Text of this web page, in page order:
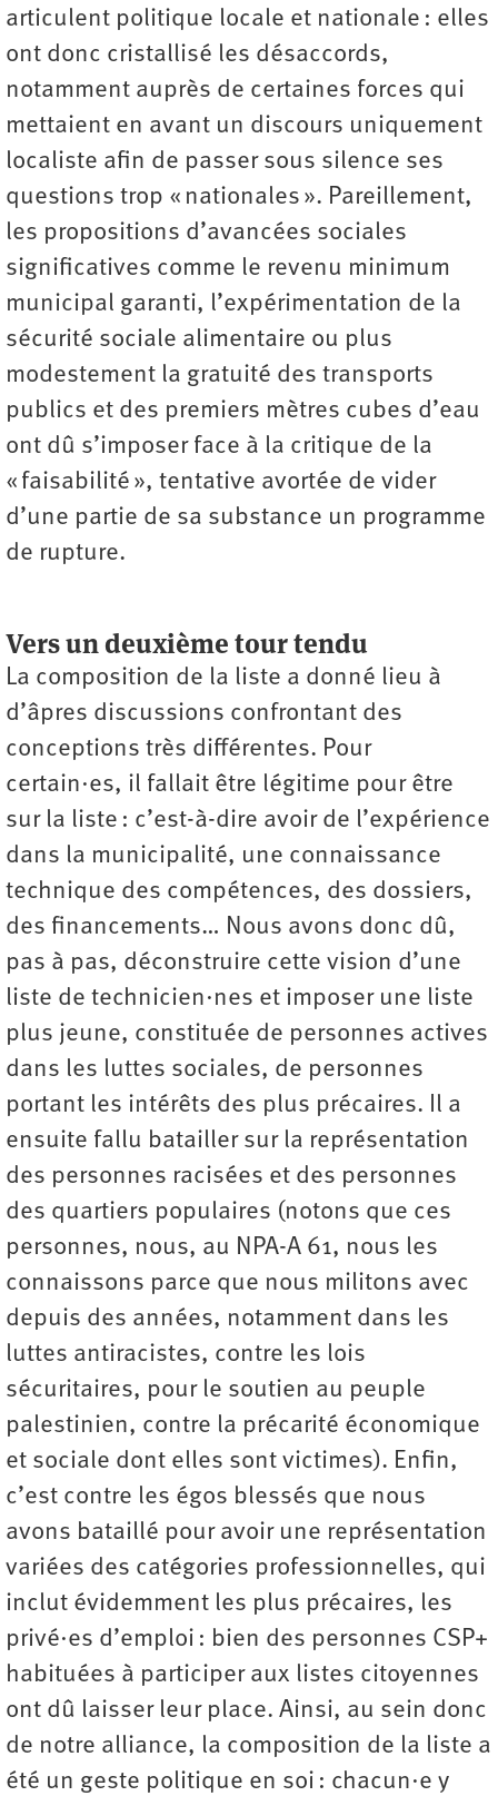
articulent politique locale et nationale : elles
ont donc cristallisé les désaccords,
notamment auprès de certaines forces qui
mettaient en avant un discours uniquement
localiste afin de passer sous silence ses
questions trop « nationales ». Pareillement,
les propositions d’avancées sociales
significatives comme le revenu minimum
municipal garanti, l’expérimentation de la
sécurité sociale alimentaire ou plus
modestement la gratuité des transports
publics et des premiers mètres cubes d’eau
ont dû s’imposer face à la critique de la
« faisabilité », tentative avortée de vider
d’une partie de sa substance un programme
de rupture.
Vers un deuxième tour tendu
La composition de la liste a donné lieu à
d’âpres discussions confrontant des
conceptions très différentes. Pour
certain·es, il fallait être légitime pour être
sur la liste : c’est-à-dire avoir de l’expérience
dans la municipalité, une connaissance
technique des compétences, des dossiers,
des financements… Nous avons donc dû,
pas à pas, déconstruire cette vision d’une
liste de technicien·nes et imposer une liste
plus jeune, constituée de personnes actives
dans les luttes sociales, de personnes
portant les intérêts des plus précaires. Il a
ensuite fallu batailler sur la représentation
des personnes racisées et des personnes
des quartiers populaires (notons que ces
personnes, nous, au NPA-A 61, nous les
connaissons parce que nous militons avec
depuis des années, notamment dans les
luttes antiracistes, contre les lois
sécuritaires, pour le soutien au peuple
palestinien, contre la précarité économique
et sociale dont elles sont victimes). Enfin,
c’est contre les égos blessés que nous
avons bataillé pour avoir une représentation
variées des catégories professionnelles, qui
inclut évidemment les plus précaires, les
privé·es d’emploi : bien des personnes CSP+
habituées à participer aux listes citoyennes
ont dû laisser leur place. Ainsi, au sein donc
de notre alliance, la composition de la liste a
été un geste politique en soi : chacun·e y